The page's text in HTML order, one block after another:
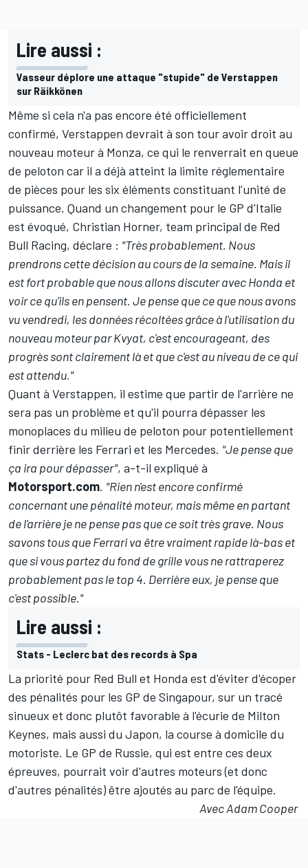
Lire aussi :
Vasseur déplore une attaque "stupide" de Verstappen
sur Räikkönen
Même si cela n'a pas encore été officiellement
confirmé, Verstappen devrait à son tour avoir droit au
nouveau moteur à Monza, ce qui le renverrait en queue
de peloton car il a déjà atteint la limite réglementaire
de pièces pour les six éléments constituant l'unité de
puissance. Quand un changement pour le GP d'Italie
est évoqué, Christian Horner, team principal de Red
Bull Racing, déclare : "Très probablement. Nous
prendrons cette décision au cours de la semaine. Mais il
est fort probable que nous allons discuter avec Honda et
voir ce qu'ils en pensent. Je pense que ce que nous avons
vu vendredi, les données récoltées grâce à l'utilisation du
nouveau moteur par Kvyat, c'est encourageant, des
progrès sont clairement là et que c'est au niveau de ce qui
est attendu."
Quant à Verstappen, il estime que partir de l'arrière ne
sera pas un problème et qu'il pourra dépasser les
monoplaces du milieu de peloton pour potentiellement
finir derrière les Ferrari et les Mercedes. "Je pense que
ça ira pour dépasser", a-t-il expliqué à
Motorsport.com. "Rien n'est encore confirmé
concernant une pénalité moteur, mais même en partant
de l'arrière je ne pense pas que ce soit très grave. Nous
savons tous que Ferrari va être vraiment rapide là-bas et
que si vous partez du fond de grille vous ne rattraperez
probablement pas le top 4. Derrière eux, je pense que
c'est possible."
Lire aussi :
Stats - Leclerc bat des records à Spa
La priorité pour Red Bull et Honda est d'éviter d'écoper
des pénalités pour les GP de Singapour, sur un tracé
sinueux et donc plutôt favorable à l'écurie de Milton
Keynes, mais aussi du Japon, la course à domicile du
motoriste. Le GP de Russie, qui est entre ces deux
épreuves, pourrait voir d'autres moteurs (et donc
d'autres pénalités) être ajoutés au parc de l'équipe.
Avec Adam Cooper